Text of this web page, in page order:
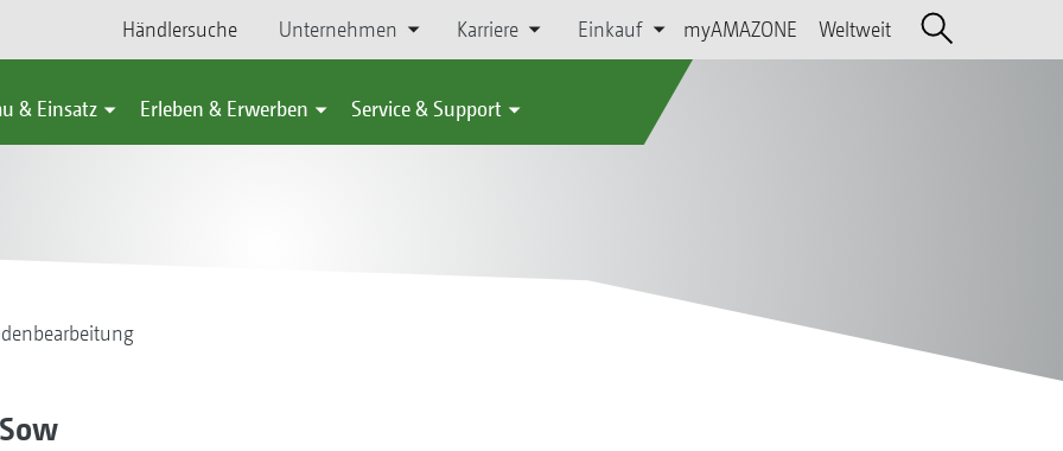
Händlersuche Unternehmen Karriere Einkauf myAMAZONE Weltweit
& Einsatz Erleben & Erwerben Service & Support